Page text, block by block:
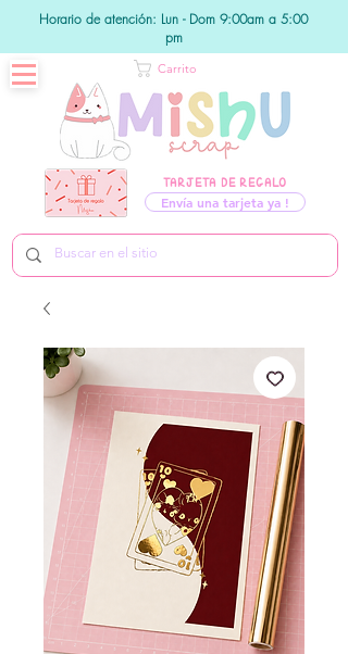
Horario de atención: Lun - Dom 9:00am a 5:00
pm
TARJETA DE REGALO
Envía una tarjeta ya !
Carrito